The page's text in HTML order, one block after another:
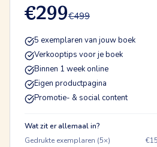
€299€499
5 exemplaren van jouw boek
Verkooptips voor je boek
Binnen 1 week online
Eigen productpagina
Promotie- & social content
Wat zit er allemaal in?
Gedrukte exemplaren (5×)